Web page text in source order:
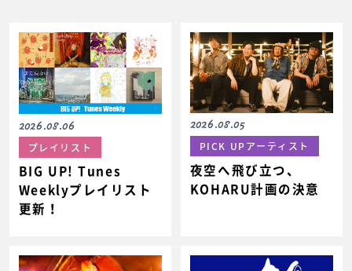
2026.08.06
プレイリスト
BIG UP! Tunes
Weeklyプレイリスト
更新！
2026.08.05
PICK UPアーティスト
夜空へ飛び立つ、
KOHARU計画の決意